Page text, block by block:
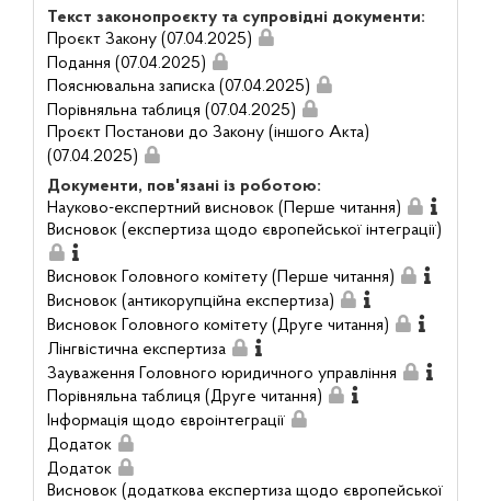
Текст законопроєкту та супровідні документи:
Проєкт Закону (07.04.2025)
Подання (07.04.2025)
Пояснювальна записка (07.04.2025)
Порівняльна таблиця (07.04.2025)
Проєкт Постанови до Закону (іншого Акта)
(07.04.2025)
Документи, пов'язані із роботою:
Науково-експертний висновок (Перше читання)
Висновок (експертиза щодо європейської інтеграції)
Висновок Головного комітету (Перше читання)
Висновок (антикорупційна експертиза)
Висновок Головного комітету (Друге читання)
Лінгвістична експертиза
Зауваження Головного юридичного управління
Порівняльна таблиця (Друге читання)
Інформація щодо євроінтеграції
Додаток
Додаток
Висновок (додаткова експертиза щодо європейської